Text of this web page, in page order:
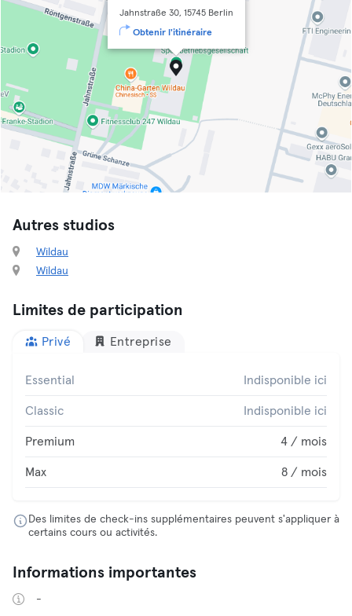
Jahnstraße 30, 15745 Berlin
Obtenir l'itinéraire
Autres studios
Wildau
Wildau
Limites de participation
Privé Entreprise
Essential Indisponible ici
Classic Indisponible ici
Premium 4 / mois
Max 8 / mois
Des limites de check-ins supplémentaires peuvent s'appliquer à
certains cours ou activités.
Informations importantes
-